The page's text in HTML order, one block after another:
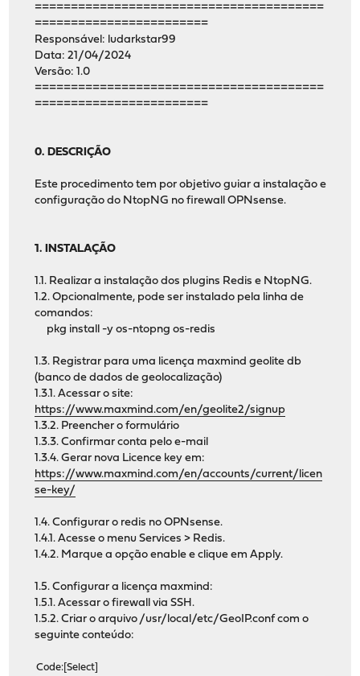
========================================
========================
Responsável: ludarkstar99
Data: 21/04/2024
Versão: 1.0
========================================
========================
0. DESCRIÇÃO
Este procedimento tem por objetivo guiar a instalação e
configuração do NtopNG no firewall OPNsense.
1. INSTALAÇÃO
1.1. Realizar a instalação dos plugins Redis e NtopNG.
1.2. Opcionalmente, pode ser instalado pela linha de
comandos:
pkg install -y os-ntopng os-redis
1.3. Registrar para uma licença maxmind geolite db
(banco de dados de geolocalização)
1.3.1. Acessar o site:
https://www.maxmind.com/en/geolite2/signup
1.3.2. Preencher o formulário
1.3.3. Confirmar conta pelo e-mail
1.3.4. Gerar nova Licence key em:
https://www.maxmind.com/en/accounts/current/licen
se-key/
1.4. Configurar o redis no OPNsense.
1.4.1. Acesse o menu Services > Redis.
1.4.2. Marque a opção enable e clique em Apply.
1.5. Configurar a licença maxmind:
1.5.1. Acessar o firewall via SSH.
1.5.2. Criar o arquivo /usr/local/etc/GeoIP.conf com o
seguinte conteúdo:
Code Select